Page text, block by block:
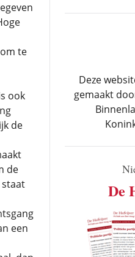
te
ook
de
de
staat
een
Deze
gemaakt
De